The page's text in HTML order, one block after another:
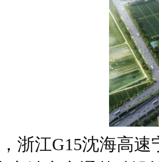
江G15沈海高速